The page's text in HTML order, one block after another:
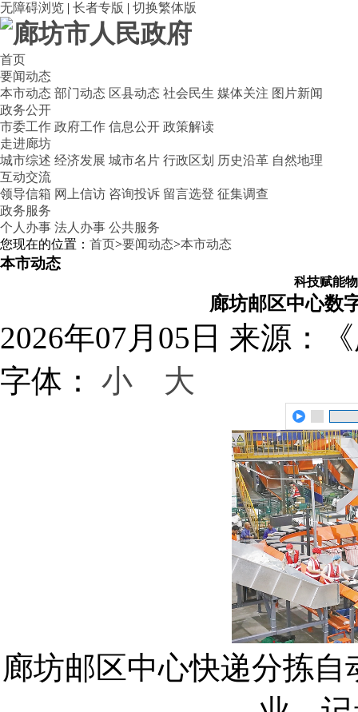
无障碍浏览 | 长者专版 | 切换繁体版
首页
要闻动态
本市动态 部门动态 区县动态 社会民生 媒体关注 图片新闻
政务公开
市委工作 政府工作 信息公开 政策解读
走进廊坊
城市综述 经济发展 城市名片 行政区划 历史沿革 自然地理
互动交流
领导信箱 网上信访 咨询投诉 留言选登 征集调查
政务服务
个人办事 法人办事 公共服务
您现在的位置： 首页>要闻动态>本市动态
本市动态
科技赋能
廊坊邮区中心数
2026年07月05日 来源：
字体： 小 大
廊坊邮区中心快递分拣